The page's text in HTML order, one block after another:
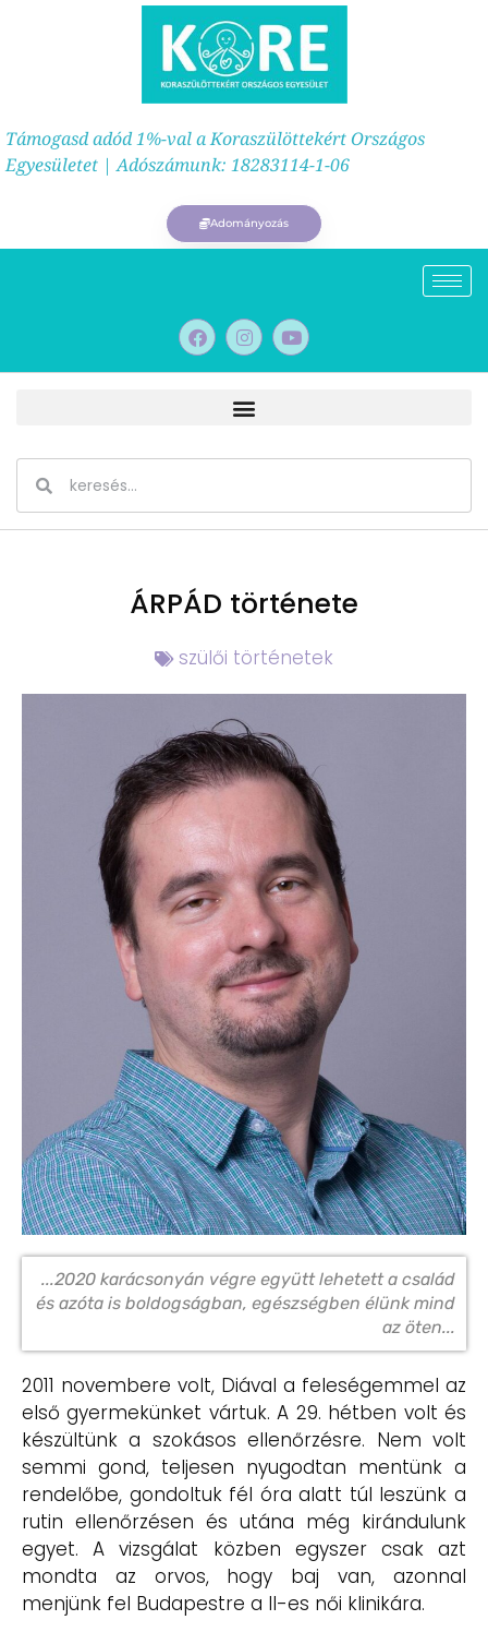
Támogasd adód 1%-val a Koraszülöttekért Országos
Egyesületet | Adószámunk: 18283114-1-06
Adományozás
ÁRPÁD története
szülői történetek
...2020 karácsonyán végre együtt lehetett a család
és azóta is boldogságban, egészségben élünk mind
az öten...
2011 novembere volt, Diával a feleségemmel az
első gyermekünket vártuk. A 29. hétben volt és
készültünk a szokásos ellenőrzésre. Nem volt
semmi gond, teljesen nyugodtan mentünk a
rendelőbe, gondoltuk fél óra alatt túl leszünk a
rutin ellenőrzésen és utána még kirándulunk
egyet. A vizsgálat közben egyszer csak azt
mondta az orvos, hogy baj van, azonnal
menjünk fel Budapestre a II-es női klinikára.